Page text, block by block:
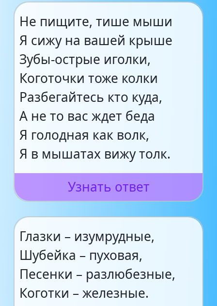
Не пищите, тише мыши
Я сижу на вашей крыше
Зубы-острые иголки,
Коготочки тоже колки
Разбегайтесь кто куда,
А не то вас ждет беда
Я голодная как волк,
Я в мышатах вижу толк.
Узнать ответ
Глазки – изумрудные,
Шубейка – пуховая,
Песенки – разлюбезные,
Коготки – железные.